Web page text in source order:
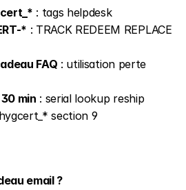
: tags helpdesk
* : TRACK REDEEM REPLACE
FAQ : utilisation perte
min : serial lookup reship
section 9
email ?